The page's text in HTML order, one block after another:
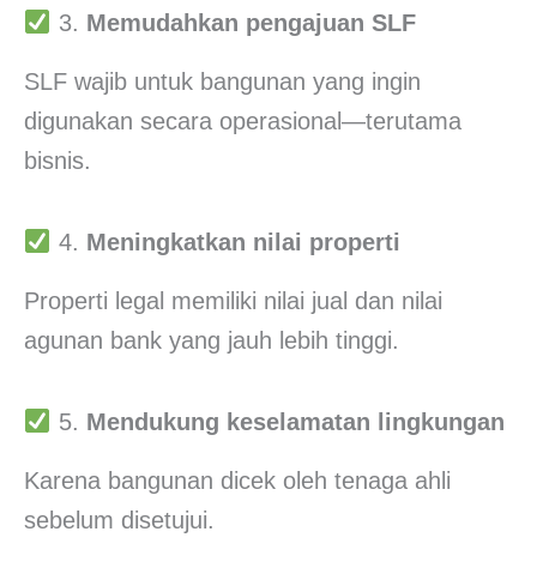
3. Memudahkan pengajuan SLF
SLF wajib untuk bangunan yang ingin
digunakan secara operasional—terutama
bisnis.
4. Meningkatkan nilai properti
Properti legal memiliki nilai jual dan nilai
agunan bank yang jauh lebih tinggi.
5. Mendukung keselamatan lingkungan
Karena bangunan dicek oleh tenaga ahli
sebelum disetujui.